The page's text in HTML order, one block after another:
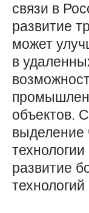
связи в
развитие
может
в
объектов.
выделение
развитие
технологий